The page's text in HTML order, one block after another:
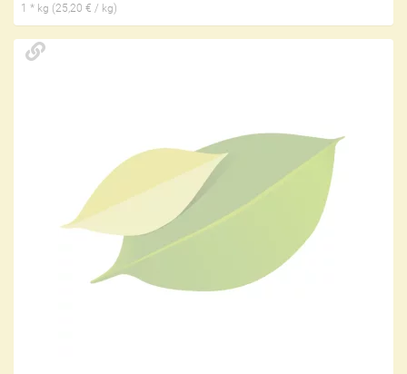
1 * kg (25,20 € / kg)